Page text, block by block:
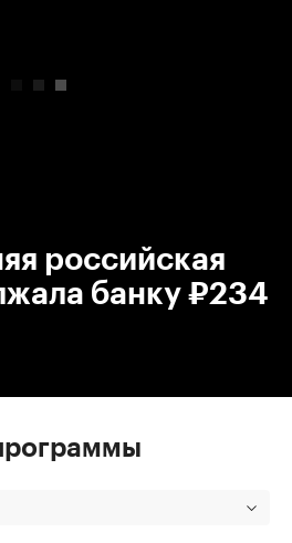
российская
банку ₽234